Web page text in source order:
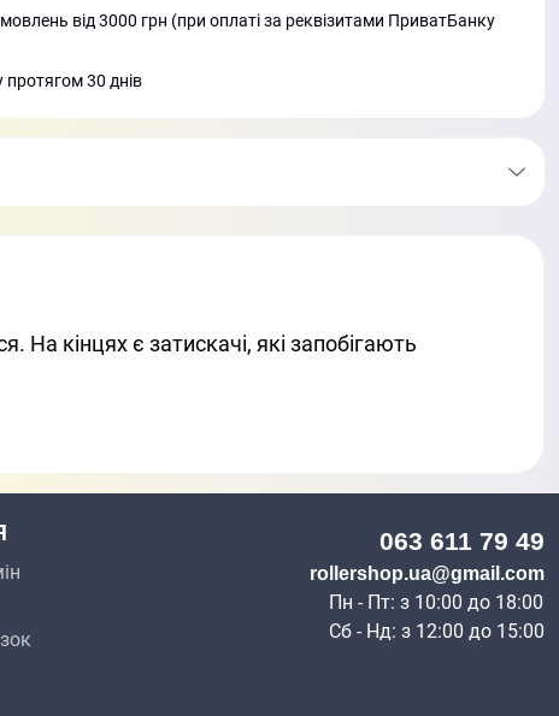
від 3000 грн (при оплаті за реквізитами ПриватБанку
протягом 30 днів
На кінцях є затискачі, які запобігають
063 611 79 49
rollershop.ua@gmail.com
Пн - Пт: з 10:00 до 18:00
Сб - Нд: з 12:00 до 15:00